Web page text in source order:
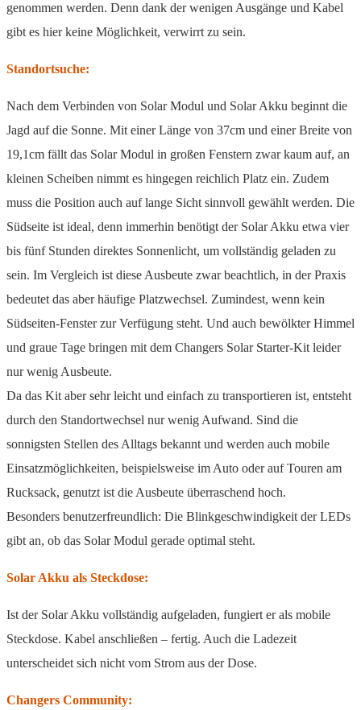
genommen werden. Denn dank der wenigen Ausgänge und Kabel
gibt es hier keine Möglichkeit, verwirrt zu sein.
Standortsuche:
Nach dem Verbinden von Solar Modul und Solar Akku beginnt die
Jagd auf die Sonne. Mit einer Länge von 37cm und einer Breite von
19,1cm fällt das Solar Modul in großen Fenstern zwar kaum auf, an
kleinen Scheiben nimmt es hingegen reichlich Platz ein. Zudem
muss die Position auch auf lange Sicht sinnvoll gewählt werden. Die
Südseite ist ideal, denn immerhin benötigt der Solar Akku etwa vier
bis fünf Stunden direktes Sonnenlicht, um vollständig geladen zu
sein. Im Vergleich ist diese Ausbeute zwar beachtlich, in der Praxis
bedeutet das aber häufige Platzwechsel. Zumindest, wenn kein
Südseiten-Fenster zur Verfügung steht. Und auch bewölkter Himmel
und graue Tage bringen mit dem Changers Solar Starter-Kit leider
nur wenig Ausbeute.
Da das Kit aber sehr leicht und einfach zu transportieren ist, entsteht
durch den Standortwechsel nur wenig Aufwand. Sind die
sonnigsten Stellen des Alltags bekannt und werden auch mobile
Einsatzmöglichkeiten, beispielsweise im Auto oder auf Touren am
Rucksack, genutzt ist die Ausbeute überraschend hoch.
Besonders benutzerfreundlich: Die Blinkgeschwindigkeit der LEDs
gibt an, ob das Solar Modul gerade optimal steht.
Solar Akku als Steckdose:
Ist der Solar Akku vollständig aufgeladen, fungiert er als mobile
Steckdose. Kabel anschließen – fertig. Auch die Ladezeit
unterscheidet sich nicht vom Strom aus der Dose.
Changers Community: